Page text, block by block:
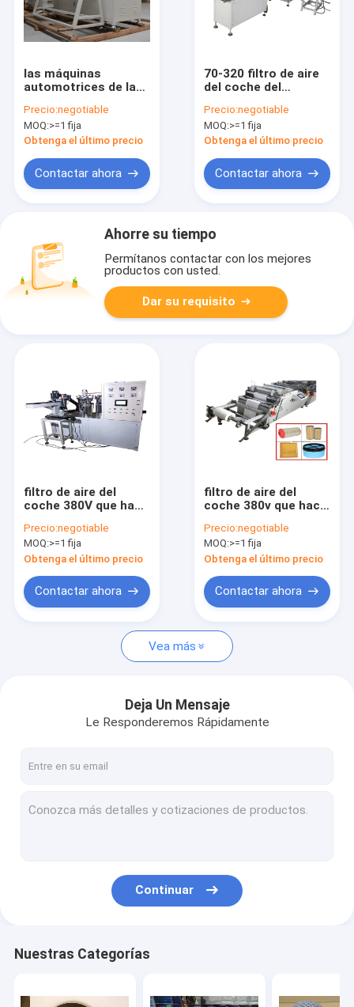
Productos
las máquinas
automotrices de la
de 32-1100m m
automatizaron
Precio:negotiable
MOQ:>=1 fija
Obtenga el último precio
Contactar ahora
70-320 filtro de aire
del coche del
papel de filtro de la
máquina que plisa el
peso 700kg
Precio:negotiable
MOQ:>=1 fija
Obtenga el último precio
Contactar ahora
Ahorre su tiempo
Permítanos contactar con los mejores
productos con usted.
Dar su requisito
filtro de aire del
coche 380V que hace
máquina la PU
caliente del
derretimiento que
pega 50HZ
Precio:negotiable
MOQ:>=1 fija
Obtenga el último precio
Contactar ahora
filtro de aire del
coche 380v que hace
1800X1030X900m m
pleaeting de papel
Precio:negotiable
MOQ:>=1 fija
Obtenga el último precio
Contactar ahora
Vea más
Deja Un Mensaje
Le Responderemos Rápidamente
Continuar
Nuestras Categorías